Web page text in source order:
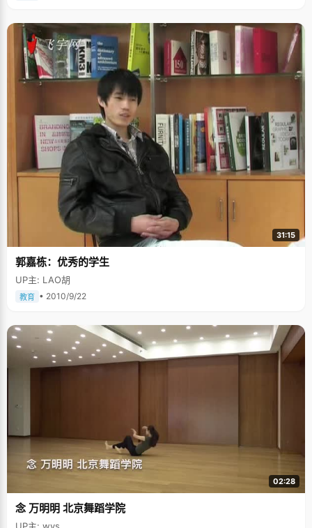
31:15
郭嘉栋：优秀的学生
UP主: LAO胡
教育 • 2010/9/22
02:28
念 万明明 北京舞蹈学院
UP主: wys